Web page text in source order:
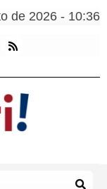
de 2026 - 10:36